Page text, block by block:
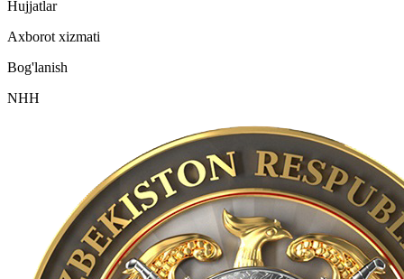
Hujjatlar
Axborot xizmati
Bog'lanish
NHH